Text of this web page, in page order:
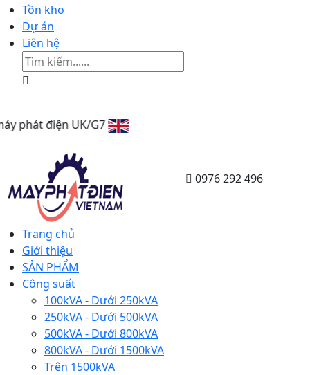
Tồn kho
Dự án
Liên hệ
G7
0976 292 496
Trang chủ
Giới thiệu
SẢN PHẨM
Công suất
100kVA - Dưới 250kVA
250kVA - Dưới 500kVA
500kVA - Dưới 800kVA
800kVA - Dưới 1500kVA
Trên 1500kVA